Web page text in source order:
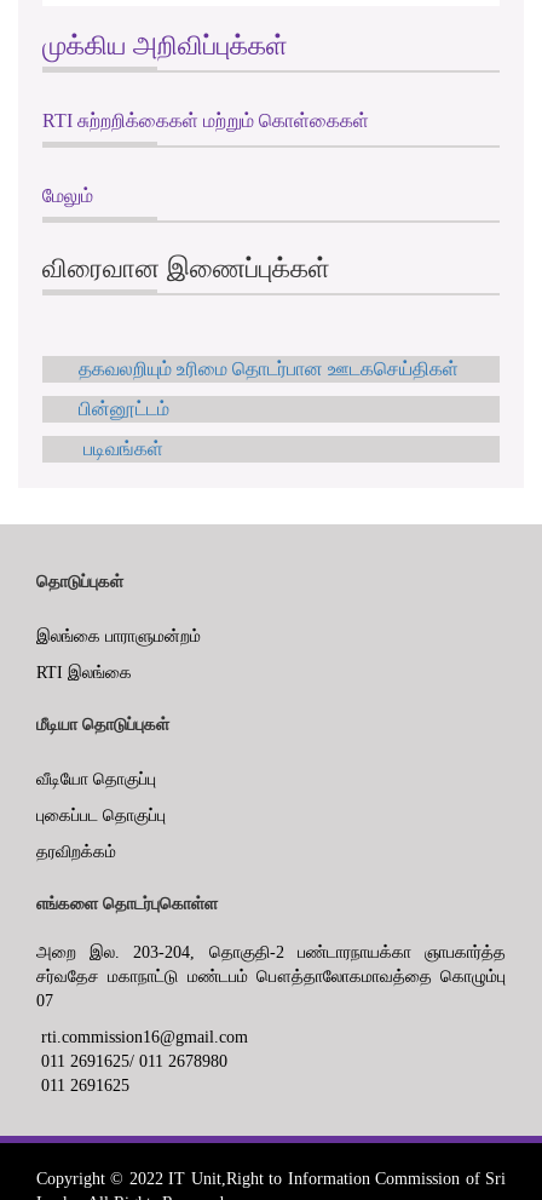
முக்கிய அறிவிப்புக்கள்
RTI சுற்றறிக்கைகள் மற்றும் கொள்கைகள்
மேலும்
விரைவான இணைப்புக்கள்
தகவலறியும் உரிமை தொடர்பான ஊடகசெய்திகள்
பின்னூட்டம்
படிவங்கள்
தொடுப்புகள்
இலங்கை பாராளுமன்றம்
RTI இலங்கை
மீடியா தொடுப்புகள்
வீடியோ தொகுப்பு
புகைப்பட தொகுப்பு
தரவிறக்கம்
எங்களை தொடர்புகொள்ள
அறை இல. 203-204, தொகுதி-2 பண்டாரநாயக்கா ஞாபகார்த்த
சர்வதேச மகாநாட்டு மண்டபம் பௌத்தாலோகமாவத்தை கொழும்பு
07
rti.commission16@gmail.com
011 2691625/ 011 2678980
011 2691625
Copyright © 2022 IT Unit,Right to Information Commission of Sri